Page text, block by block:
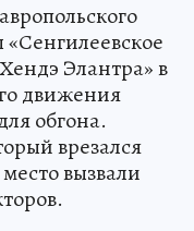
Элантра» в
движения
обгона.
врезался
вызвали